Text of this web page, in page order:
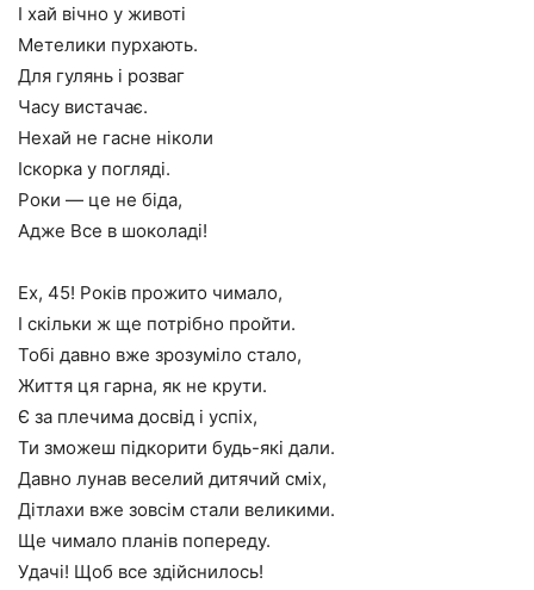
І хай вічно у животі
Метелики пурхають.
Для гулянь і розваг
Часу вистачає.
Нехай не гасне ніколи
Іскорка у погляді.
Роки — це не біда,
Адже Все в шоколаді!
Ех, 45! Років прожито чимало,
І скільки ж ще потрібно пройти.
Тобі давно вже зрозуміло стало,
Життя ця гарна, як не крути.
Є за плечима досвід і успіх,
Ти зможеш підкорити будь-які дали.
Давно лунав веселий дитячий сміх,
Дітлахи вже зовсім стали великими.
Ще чимало планів попереду.
Удачі! Щоб все здійснилось!